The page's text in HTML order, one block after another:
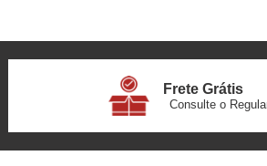
Frete Grátis
Consulte o